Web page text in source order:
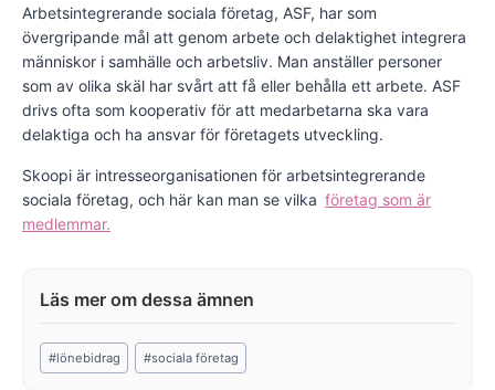
Arbetsintegrerande sociala företag, ASF, har som
övergripande mål att genom arbete och delaktighet integrera
människor i samhälle och arbetsliv. Man anställer personer
som av olika skäl har svårt att få eller behålla ett arbete. ASF
drivs ofta som kooperativ för att medarbetarna ska vara
delaktiga och ha ansvar för företagets utveckling.
Skoopi är intresseorganisationen för arbetsintegrerande
sociala företag, och här kan man se vilka företag som är
medlemmar.
Post
Tags:
#lönebidrag #sociala företag